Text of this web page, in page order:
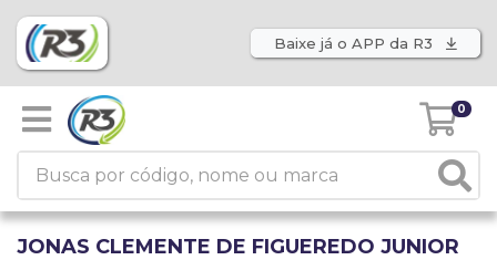
Baixe já o APP da R3
0
JONAS CLEMENTE DE FIGUEREDO JUNIOR